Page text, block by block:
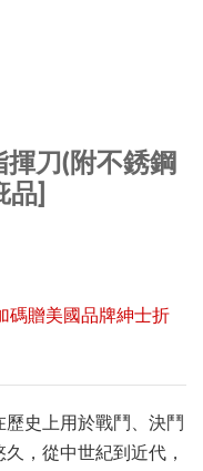
揮刀(附不銹鋼
]
碼贈美國品牌紳士折
史上用於戰鬥、決鬥
，從中世紀到近代，